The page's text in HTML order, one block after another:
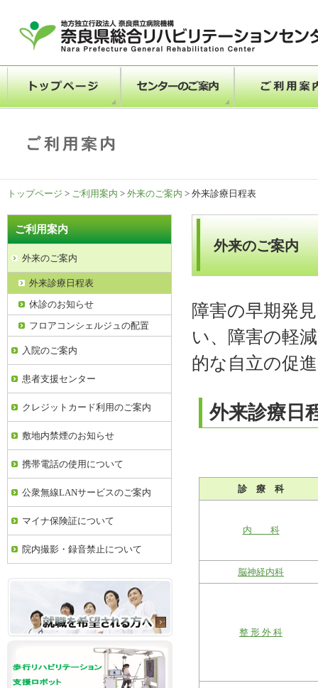
トップページ > ご利用案内 > 外来のご案内 > 外来診療日程表
外来のご案内
障害の早期発
い、障害の軽
的な自立の促
外来診療
診 療 科
内 科
脳神経内科
整 形 外 科
ご利用案内
外来のご案内
外来診療日程表
休診のお知らせ
フロアコンシェルジュの配置
入院のご案内
患者支援センター
クレジットカード利用のご案内
敷地内禁煙のお知らせ
携帯電話の使用について
公衆無線LANサービスのご案内
マイナ保険証について
院内撮影・録音禁止について